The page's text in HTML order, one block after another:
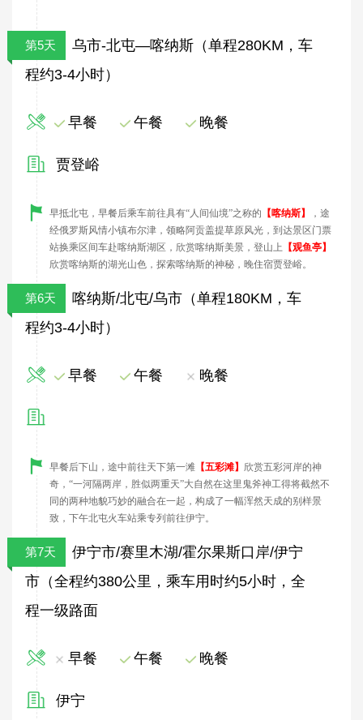
第5天
乌市-北屯—喀纳斯（单程280KM，车
程约3-4小时）
早餐 午餐 晚餐
贾登峪
早抵北屯 ， 早餐后乘车前往具有“人间仙境”之称的 【喀纳斯】
，途
经俄罗斯风情小镇布尔津，领略阿贡盖提草原风光，到达景区门票
站换乘区间车赴喀纳斯湖区，欣赏喀纳斯美景，登山上 【观鱼亭】
欣赏喀纳斯的湖光山色 ， 探索喀纳斯的神秘，晚住宿贾登峪。
第6天
喀纳斯/北屯/乌市（单程180KM，车
程约3-4小时）
早餐 午餐 晚餐
早餐后下山，途中前往天下第一滩 【五彩滩】 欣赏五彩河岸的神
奇，“一河隔两岸，胜似两重天”大自然在这里鬼斧神工得将截然不
同的两种地貌巧妙的融合在一起，构成了一幅浑然天成的别样景
致 ，下午北屯火车站乘专列前往伊宁。
第7天
伊宁市/赛里木湖/霍尔果斯口岸/伊宁
市（全程约380公里，乘车用时约5小时，全
程一级路面
早餐 午餐 晚餐
伊宁